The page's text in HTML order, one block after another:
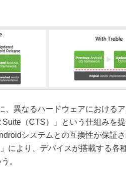
異なるハードウェアにおける
（CTS）」という仕組みを
システムとの互換性が保証
により、デバイスが搭載する各
。